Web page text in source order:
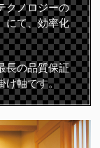
クノロジーの
にて、効率化
長の品質保証
け軸です。